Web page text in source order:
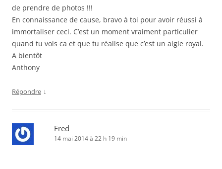
de prendre de photos !!!
En connaissance de cause, bravo à toi pour avoir réussi à
immortaliser ceci. C’est un moment vraiment particulier
quand tu vois ca et que tu réalise que c’est un aigle royal.
A bientôt
Anthony
Répondre ↓
Fred
14 mai 2014 à 22 h 19 min